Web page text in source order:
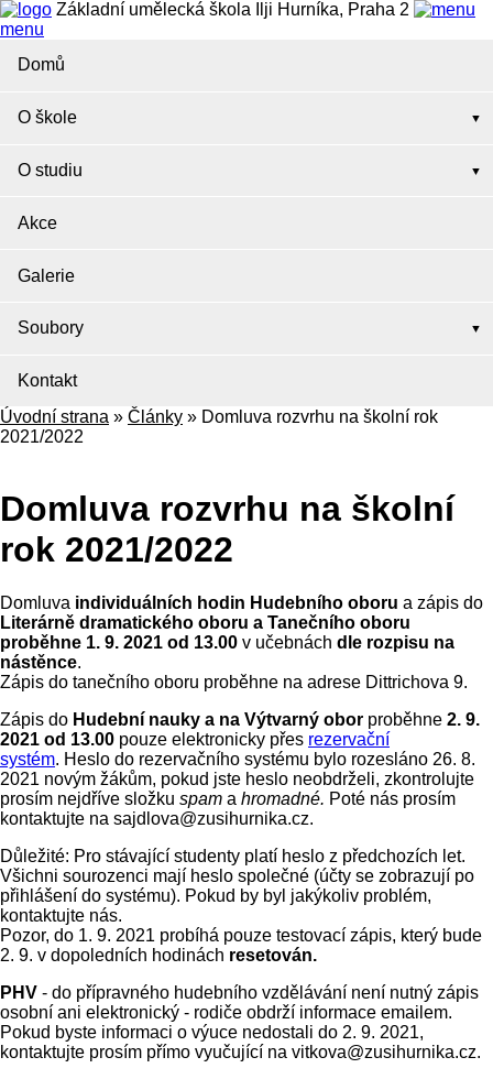
Základní umělecká škola Ilji Hurníka, Praha 2
menu
Domů
O škole
O studiu
Akce
Galerie
Soubory
Kontakt
Úvodní strana » Články » Domluva rozvrhu na školní rok
2021/2022
Domluva rozvrhu na školní
rok 2021/2022
Domluva individuálních hodin Hudebního oboru a zápis do
Literárně dramatického oboru a Tanečního oboru
proběhne 1. 9. 2021 od 13.00 v učebnách dle rozpisu na
nástěnce.
Zápis do tanečního oboru proběhne na adrese Dittrichova 9.
Zápis do Hudební nauky a na Výtvarný obor proběhne 2. 9.
2021 od 13.00 pouze elektronicky přes rezervační
systém. Heslo do rezervačního systému bylo rozesláno 26. 8.
2021 novým žákům, pokud jste heslo neobdrželi, zkontrolujte
prosím nejdříve složku spam a hromadné. Poté nás prosím
kontaktujte na sajdlova@zusihurnika.cz.
Důležité: Pro stávající studenty platí heslo z předchozích let.
Všichni sourozenci mají heslo společné (účty se zobrazují po
přihlášení do systému). Pokud by byl jakýkoliv problém,
kontaktujte nás.
Pozor, do 1. 9. 2021 probíhá pouze testovací zápis, který bude
2. 9. v dopoledních hodinách resetován.
PHV - do přípravného hudebního vzdělávání není nutný zápis
osobní ani elektronický - rodiče obdrží informace emailem.
Pokud byste informaci o výuce nedostali do 2. 9. 2021,
kontaktujte prosím přímo vyučující na vitkova@zusihurnika.cz.